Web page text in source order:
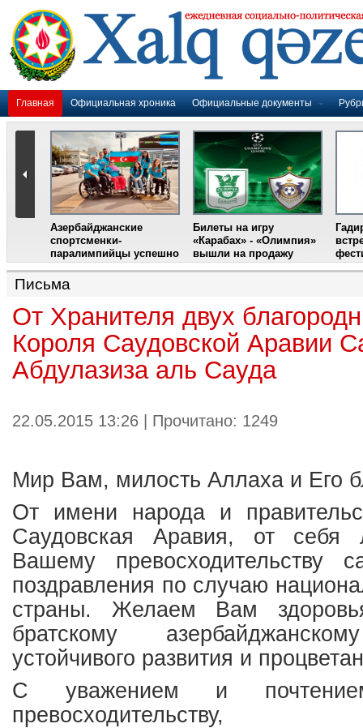
Главная Официальная хроника Официальные документы
Азербайджанские
спортсменки-
паралимпийцы успешно
выступили на III
Международном
фестивале парашютного
спорта
Билеты на игру
«Карабах» - «Олимпия»
вышли на продажу
Письма
От Хранителя двух
Короля Саудовской Аравии
Абдулазиза аль Сауда
22.05.2015 13:26 | Прочитано: 1249
Мир Вам, милость Аллаха и Его
От имени народа и
Саудовская Аравия, от себя
Вашему превосходительству
поздравления по случаю
страны. Желаем Вам
братскому
устойчивого развития и
С уважением и
превосходительству,